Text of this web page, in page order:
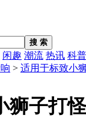
搜 索
闲趣 潮流 热讯 科普
> 适用于标致小
子打